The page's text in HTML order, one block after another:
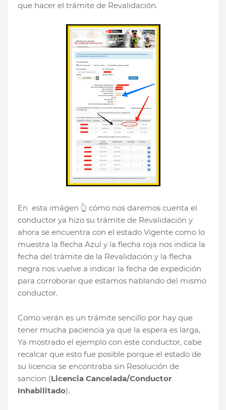
que hacer el trámite de Revalidación.
En esta imágen 👆 cómo nos daremos cuenta el
conductor ya hizo su trámite de Revalidación y
ahora se encuentra con el estado Vigente como lo
muestra la flecha Azul y la flecha roja nos indica la
fecha del trámite de la Revalidación y la flecha
negra nos vuelve a indicar la fecha de expedición
para corroborar que estamos hablando del mismo
conductor.
Como verán es un trámite sencillo por hay que
tener mucha paciencia ya que la espera es larga,
Ya mostrado el ejemplo con este conductor, cabe
recalcar que esto fue posible porque el estado de
su licencia se encontraba sin Resolución de
sancion (Licencia Cancelada/Conductor
Inhabilitado).